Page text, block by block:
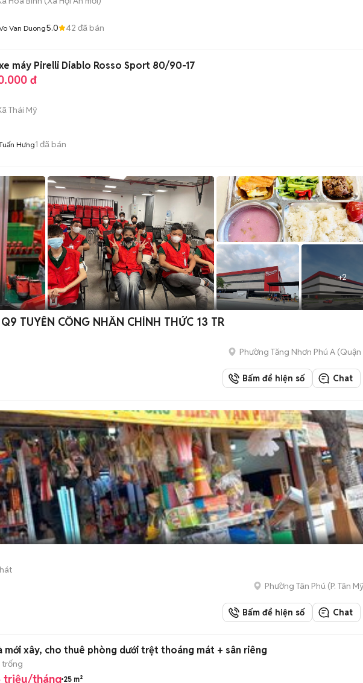
Van Duong5.0 42 đã bán
máy Pirelli Diablo Rosso Sport 80/90-17
đ
Thái Mỹ
Hưng1 đã bán
+2
Q9 TUYỂN CÔNG NHÂN CHÍNH THỨC 13 TR
Phường Tăng Nhơn Phú A
Bấm để hiện số Chat
Phường Tân Phú (P. Tân Mỹ
Bấm để hiện số Chat
mới xây, cho thuê phòng dưới trệt thoáng mát + sân riêng
trống
triệu/tháng 25 m²